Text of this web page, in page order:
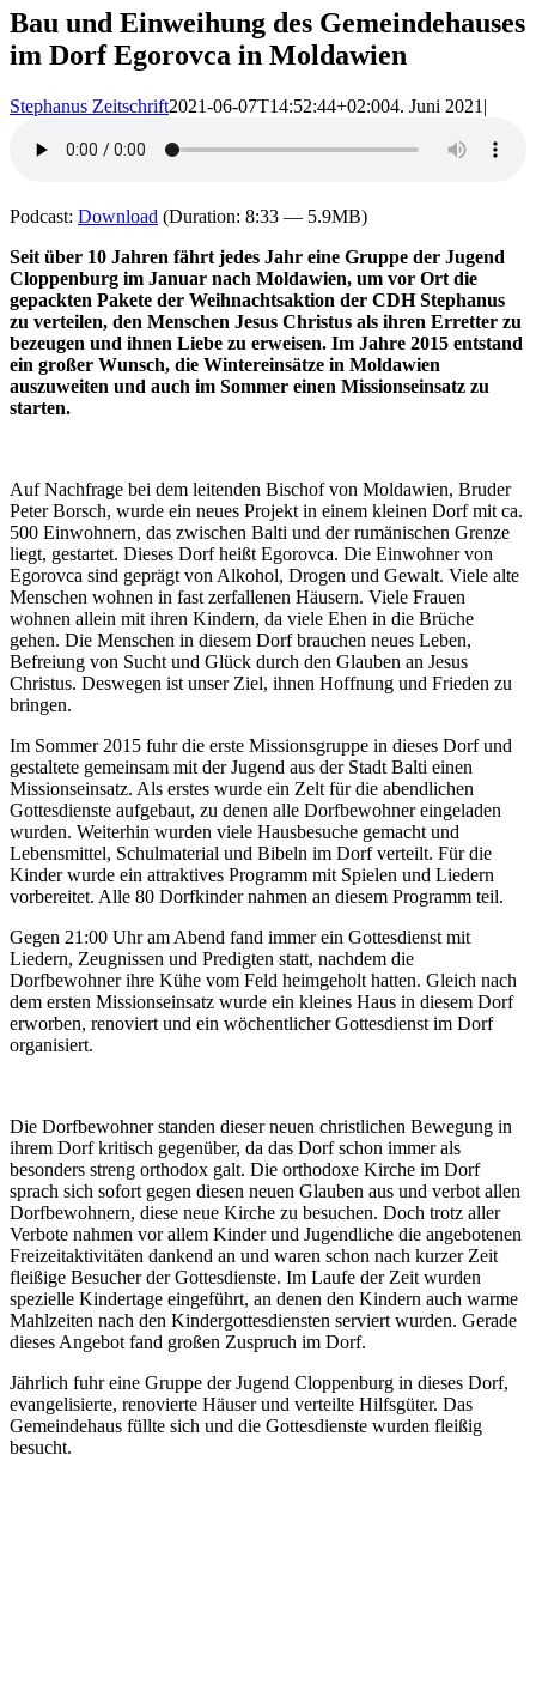
Bau und Einweihung des Gemeindehauses
im Dorf Egorovca in Moldawien
Stephanus Zeitschrift2021-06-07T14:52:44+02:004. Juni 2021 |
Podcast: Download (Duration: 8:33 — 5.9MB)
Seit über 10 Jahren fährt jedes Jahr eine Gruppe der Jugend
Cloppenburg im Januar nach Moldawien, um vor Ort die
gepackten Pakete der Weihnachtsaktion der CDH Stephanus
zu verteilen, den Menschen Jesus Christus als ihren Erretter zu
bezeugen und ihnen Liebe zu erweisen. Im Jahre 2015 entstand
ein großer Wunsch, die Wintereinsätze in Moldawien
auszuweiten und auch im Sommer einen Missionseinsatz zu
starten.
Auf Nachfrage bei dem leitenden Bischof von Moldawien, Bruder
Peter Borsch, wurde ein neues Projekt in einem kleinen Dorf mit ca.
500 Einwohnern, das zwischen Balti und der rumänischen Grenze
liegt, gestartet. Dieses Dorf heißt Egorovca. Die Einwohner von
Egorovca sind geprägt von Alkohol, Drogen und Gewalt. Viele alte
Menschen wohnen in fast zerfallenen Häusern. Viele Frauen
wohnen allein mit ihren Kindern, da viele Ehen in die Brüche
gehen. Die Menschen in diesem Dorf brauchen neues Leben,
Befreiung von Sucht und Glück durch den Glauben an Jesus
Christus. Deswegen ist unser Ziel, ihnen Hoffnung und Frieden zu
bringen.
Im Sommer 2015 fuhr die erste Missionsgruppe in dieses Dorf und
gestaltete gemeinsam mit der Jugend aus der Stadt Balti einen
Missionseinsatz. Als erstes wurde ein Zelt für die abendlichen
Gottesdienste aufgebaut, zu denen alle Dorfbewohner eingeladen
wurden. Weiterhin wurden viele Hausbesuche gemacht und
Lebensmittel, Schulmaterial und Bibeln im Dorf verteilt. Für die
Kinder wurde ein attraktives Programm mit Spielen und Liedern
vorbereitet. Alle 80 Dorfkinder nahmen an diesem Programm teil.
Gegen 21:00 Uhr am Abend fand immer ein Gottesdienst mit
Liedern, Zeugnissen und Predigten statt, nachdem die
Dorfbewohner ihre Kühe vom Feld heimgeholt hatten. Gleich nach
dem ersten Missionseinsatz wurde ein kleines Haus in diesem Dorf
erworben, renoviert und ein wöchentlicher Gottesdienst im Dorf
organisiert.
Die Dorfbewohner standen dieser neuen christlichen Bewegung in
ihrem Dorf kritisch gegenüber, da das Dorf schon immer als
besonders streng orthodox galt. Die orthodoxe Kirche im Dorf
sprach sich sofort gegen diesen neuen Glauben aus und verbot allen
Dorfbewohnern, diese neue Kirche zu besuchen. Doch trotz aller
Verbote nahmen vor allem Kinder und Jugendliche die angebotenen
Freizeitaktivitäten dankend an und waren schon nach kurzer Zeit
fleißige Besucher der Gottesdienste. Im Laufe der Zeit wurden
spezielle Kindertage eingeführt, an denen den Kindern auch warme
Mahlzeiten nach den Kindergottesdiensten serviert wurden. Gerade
dieses Angebot fand großen Zuspruch im Dorf.
Jährlich fuhr eine Gruppe der Jugend Cloppenburg in dieses Dorf,
evangelisierte, renovierte Häuser und verteilte Hilfsgüter. Das
Gemeindehaus füllte sich und die Gottesdienste wurden fleißig
besucht.